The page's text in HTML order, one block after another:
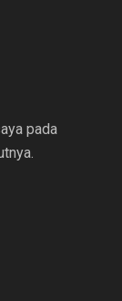
pada